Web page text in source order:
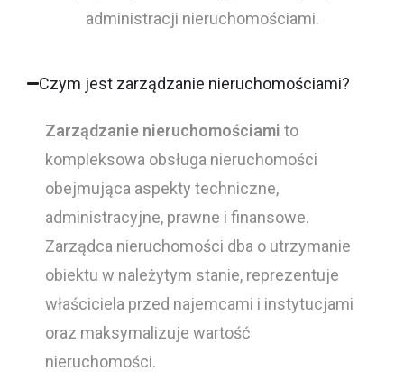
administracji nieruchomościami.
Czym jest zarządzanie nieruchomościami?
Zarządzanie nieruchomościami to
kompleksowa obsługa nieruchomości
obejmująca aspekty techniczne,
administracyjne, prawne i finansowe.
Zarządca nieruchomości dba o utrzymanie
obiektu w należytym stanie, reprezentuje
właściciela przed najemcami i instytucjami
oraz maksymalizuje wartość
nieruchomości.